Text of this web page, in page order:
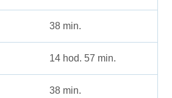
38 min.
14 hod. 57 min.
38 min.